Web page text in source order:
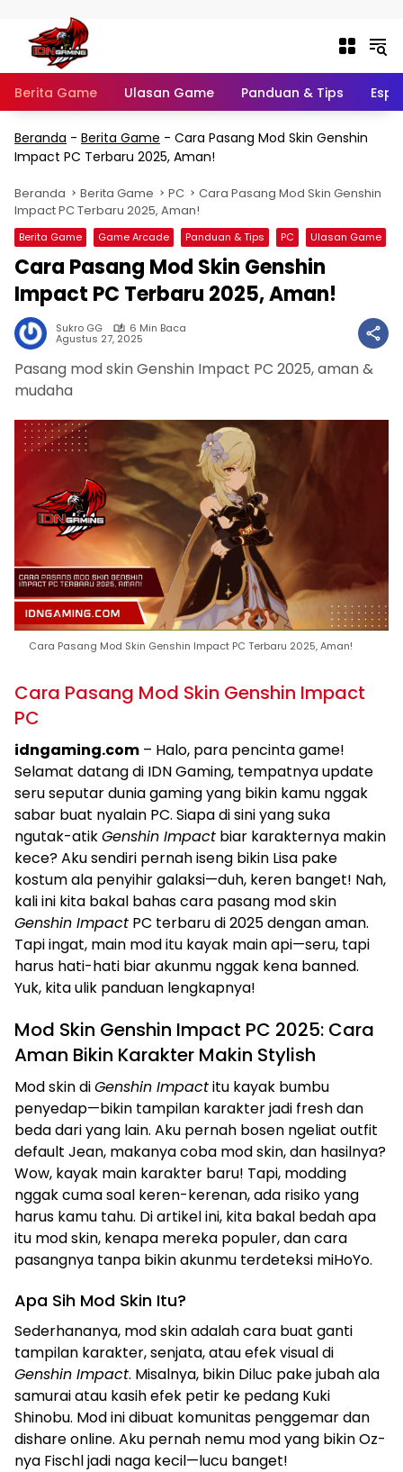
Berita Game Ulasan Game Panduan & Tips
Beranda - Berita Game - Cara Pasang Mod Skin Genshin
Impact PC Terbaru 2025, Aman!
Beranda Berita Game PC
Cara Pasang Mod Skin Genshin
Impact PC Terbaru 2025, Aman!
Berita Game Game Arcade Panduan & Tips PC Ulasan Game
Cara Pasang Mod Skin Genshin
Impact PC Terbaru 2025, Aman!
Sukro GG 6 Min Baca
Agustus 27, 2025
Pasang mod skin Genshin Impact PC 2025, aman &
mudaha
Cara Pasang Mod Skin Genshin Impact PC Terbaru 2025, Aman!
Cara Pasang Mod Skin Genshin Impact
PC
idngaming.com – Halo, para pencinta game!
Selamat datang di IDN Gaming, tempatnya update
seru seputar dunia gaming yang bikin kamu nggak
sabar buat nyalain PC. Siapa di sini yang suka
ngutak-atikGenshin Impact biar karakternya makin
kece? Aku sendiri pernah iseng bikin Lisa pake
kostum ala penyihir galaksi—duh, keren banget! Nah,
kali ini kita bakal bahas cara pasang mod skin
Genshin Impact PC terbaru di 2025 dengan aman.
Tapi ingat, main mod itu kayak main api—seru, tapi
harus hati-hati biar akunmu nggak kena banned.
Yuk, kita ulik panduan lengkapnya!
Mod Skin Genshin Impact PC 2025: Cara
Aman Bikin Karakter Makin Stylish
Mod skin diGenshin Impactitu kayak bumbu
penyedap—bikin tampilan karakter jadi fresh dan
beda dari yang lain. Aku pernah bosen ngeliat outfit
default Jean, makanya coba mod skin, dan hasilnya?
Wow, kayak main karakter baru! Tapi, modding
nggak cuma soal keren-kerenan, ada risiko yang
harus kamu tahu. Di artikel ini, kita bakal bedah apa
itu mod skin, kenapa mereka populer, dan cara
pasangnya tanpa bikin akunmu terdeteksi miHoYo.
Apa Sih Mod Skin Itu?
Sederhananya, mod skin adalah cara buat ganti
tampilan karakter, senjata, atau efek visual di
Genshin Impact. Misalnya, bikin Diluc pake jubah ala
samurai atau kasih efek petir ke pedang Kuki
Shinobu. Mod ini dibuat komunitas penggemar dan
dishare online. Aku pernah nemu mod yang bikin Oz-
nya Fischl jadi naga kecil—lucu banget!